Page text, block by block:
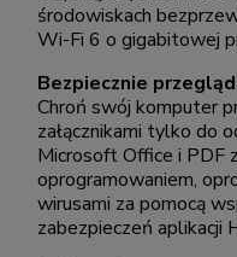
środowiskach
Wi-Fi 6 o gigabitowej
Bezpiecznie
Chroń swój komputer
załącznikami tylko do
Microsoft Office i PDF
oprogramowaniem,
wirusami za pomocą
zabezpieczeń aplikacji